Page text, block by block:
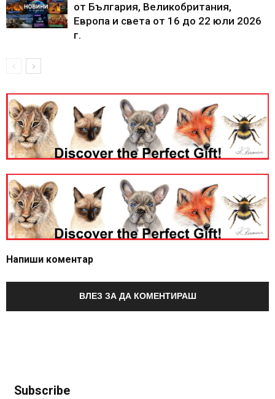
от България, Великобритания,
Европа и света от 16 до 22 юли 2026
г.
Напиши коментар
ВЛЕЗ ЗА ДА КОМЕНТИРАШ
Subscribe